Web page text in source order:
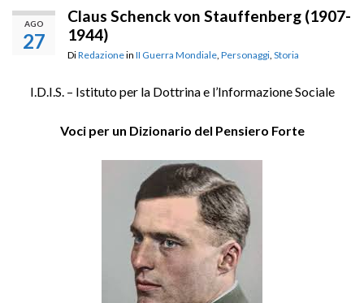
AGO
27
Claus Schenck von Stauffenberg (1907-
1944)
DiRedazionein II Guerra Mondiale Personaggi Storia
I.D.I.S. – Istituto per la Dottrina e l’Informazione Sociale
Voci per un Dizionario del Pensiero Forte